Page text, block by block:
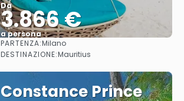
Da
3.866 €
a persona
Vedere
PARTENZA:Milano
DESTINAZIONE:Mauritius
Constance Prince